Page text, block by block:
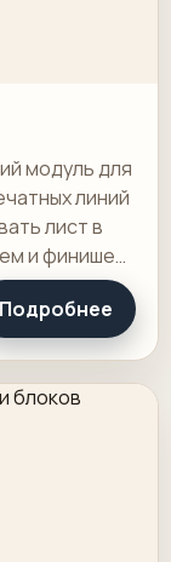
модуль для
линий
лист в
и финишем,
Подробнее